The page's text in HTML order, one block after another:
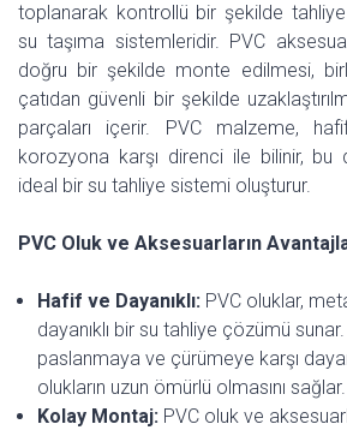
toplanarak kontrollü bir şekilde
su taşıma sistemleridir. PVC
doğru bir şekilde monte edilmesi,
çatıdan güvenli bir şekilde
parçaları içerir. PVC malzeme,
korozyona karşı direnci ile bilinir, bu
ideal bir su tahliye sistemi oluşturur.
PVC Oluk ve Aksesuarların
Hafif ve Dayanıklı:PVC oluklar,
dayanıklı bir su tahliye çözümü
paslanmaya ve çürümeye karşı
olukların uzun ömürlü olmasını sağlar.
Kolay Montaj:PVC oluk ve